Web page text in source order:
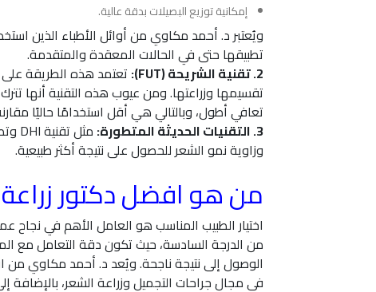
إمكانية توزيع البصيلات بدقة عالية.
ويُعتبر د. أحمد مكاوي من أوائل الأطباء الذين
تطبيقها حتى في الحالات المعقدة والمتقدمة.
2. تقنية الشريحة (FUT):
تعتمد هذه الطريقة
تقسيمها وزراعتها. ومن عيوب هذه التقنية أنها
تعافي أطول، وبالتالي هي أقل استخدامًا حاليًا
3. التقنيات الحديثة المتطورة:
وزاوية نمو الشعر للحصول على نتيجة أكثر طبيعية.
من هو افضل دكتور
اختيار الطبيب المناسب هو العامل الأهم في نجاح
من الدرجة السادسة، حيث تكون دقة التعامل مع
في مجال جراحات التجميل وزراعة الشعر، بالإضافة